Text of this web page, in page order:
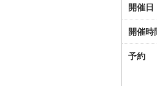
開催日
開催時
予約